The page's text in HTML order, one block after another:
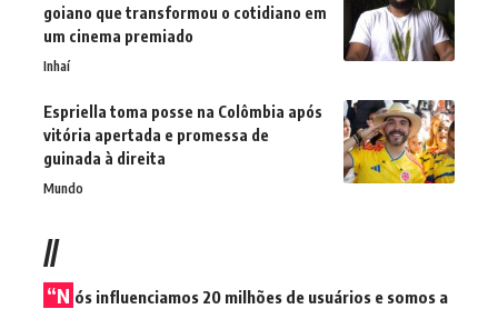
goiano que transformou o cotidiano em
um cinema premiado
Inhaí
Espriella toma posse na Colômbia após
vitória apertada e promessa de
guinada à direita
Mundo
//
“N ós influenciamos 20 milhões de usuários e somos a